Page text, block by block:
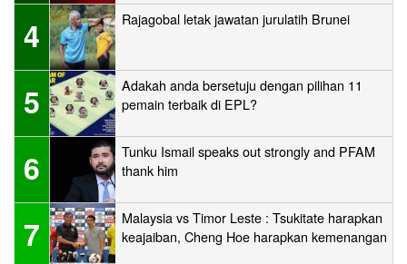
4 Rajagobal letak jawatan jurulatih Brunei
5
Adakah anda bersetuju dengan pilihan 11
pemain terbaik di EPL?
6
Tunku Ismail speaks out strongly and PFAM
thank him
7
Malaysia vs Timor Leste : Tsukitate harapkan
keajaiban, Cheng Hoe harapkan kemenangan